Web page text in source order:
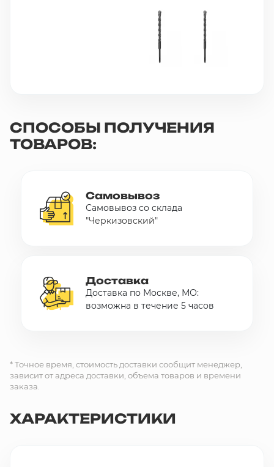
СПОСОБЫ ПОЛУЧЕНИЯ
ТОВАРОВ:
Самовывоз
Самовывоз со склада
"Черкизовский"
Доставка
Доставка по Москве, МО:
возможна в течение 5 часов
* Точное время, стоимость доставки сообщит менеджер,
зависит от адреса доставки, объема товаров и времени
заказа.
ХАРАКТЕРИСТИКИ